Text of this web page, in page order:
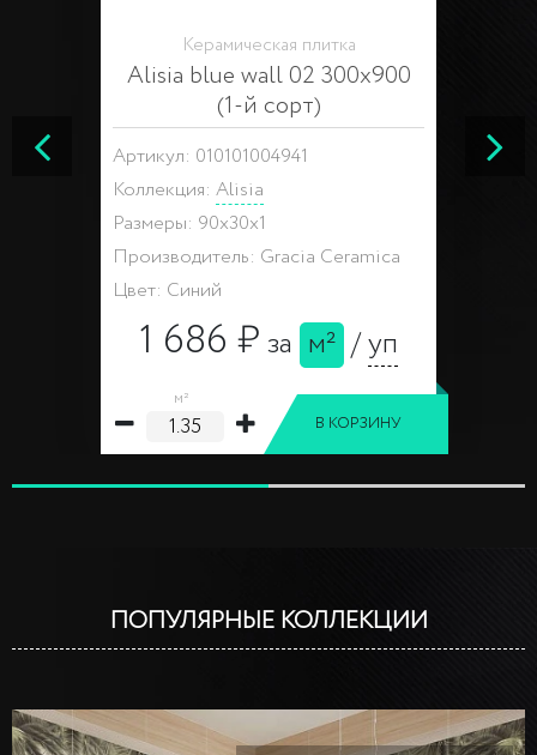
Керамическая плитка
Alisia blue wall 02 300х900
(1-й сорт)
Артикул: 010101004941
Коллекция: Alisia
Размеры: 90x30x1
Производитель: Gracia Ceramica
Цвет: Синий
1 686 ₽за м² /уп
м²
В КОРЗИНУ
ПОПУЛЯРНЫЕ КОЛЛЕКЦИИ